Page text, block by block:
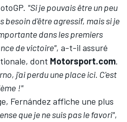
"Si je pouvais être un peu
besoin d'être agressif, mais si je
dans les premiers
de victoire", a-t-il assuré
dont Motorsport.com.
j'ai perdu une place ici. C'est
!"
Fernández affiche une plus
que je ne suis pas le favori",